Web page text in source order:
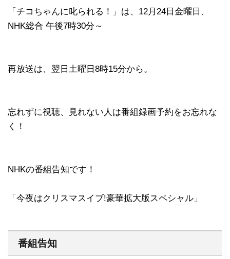
「チコちゃんに叱られる！」​は、12月24日金曜日、
NHK総合 午後7時30分～
再放送は、翌日土曜日8時15分から。
忘れずに視聴、見れない人は番組録画予約をお忘れな
く！
NHKの番組告知です！
「今夜はクリスマスイブ!豪華拡大版スペシャル」
番組告知